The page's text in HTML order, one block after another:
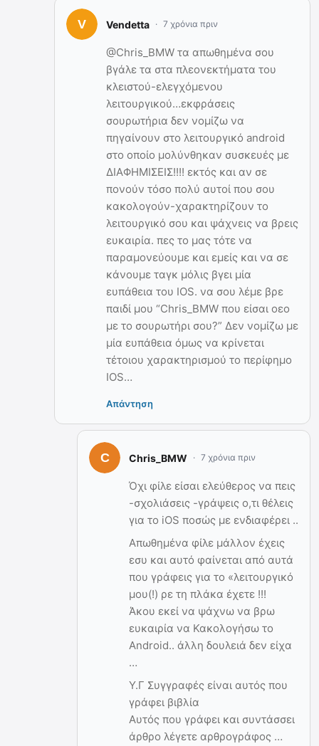
Vendetta 7 χρόνια πριν
@Chris_BMW τα απωθημένα σου
βγάλε τα στα πλεονεκτήματα του
κλειστού-ελεγχόμενου
λειτουργικού…εκφράσεις
σουρωτήρια δεν νομίζω να
πηγαίνουν στο λειτουργικό android
στο οποίο μολύνθηκαν συσκευές με
ΔΙΑΦΗΜΙΣΕΙΣ!!!! εκτός και αν σε
πονούν τόσο πολύ αυτοί που σου
κακολογούν-χαρακτηρίζουν το
λειτουργικό σου και ψάχνεις να βρεις
ευκαιρία. πες το μας τότε να
παραμονεύουμε και εμείς και να σε
κάνουμε ταγκ μόλις βγει μία
ευπάθεια του IOS. να σου λέμε βρε
παιδί μου “Chris_BMW που είσαι οεο
με το σουρωτήρι σου?” Δεν νομίζω με
μία ευπάθεια όμως να κρίνεται
τέτοιου χαρακτηρισμού το περίφημο
IOS…
Απάντηση
Chris_BMW 7 χρόνια πριν
Όχι φίλε είσαι ελεύθερος να πεις
-σχολιάσεις -γράψεις ο,τι θέλεις
για το iOS ποσώς με ενδιαφέρει ..
Απωθημένα φίλε μάλλον έχεις
εσυ και αυτό φαίνεται από αυτά
που γράφεις για το «λειτουργικό
μου(!) ρε τη πλάκα έχετε !!!
Άκου εκεί να ψάχνω να βρω
ευκαιρία να Κακολογήσω το
Android.. άλλη δουλειά δεν είχα
…
Υ.Γ Συγγραφές είναι αυτός που
γράφει βιβλία
Αυτός που γράφει και συντάσσει
άρθρο λέγετε αρθρογράφος …